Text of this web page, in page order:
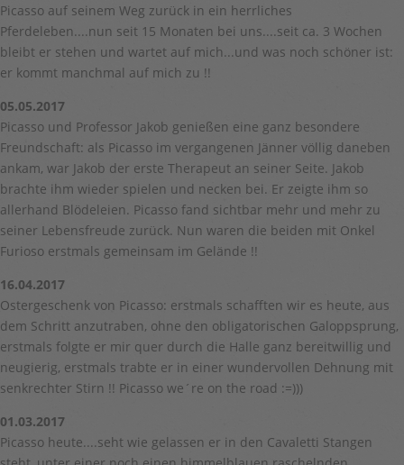
Picasso auf seinem Weg zurück in ein herrliches
Pferdeleben....nun seit 15 Monaten bei uns....seit ca. 3 Wochen
bleibt er stehen und wartet auf mich...und was noch schöner ist:
er kommt manchmal auf mich zu !!
05.05.2017
Picasso und Professor Jakob genießen eine ganz besondere
Freundschaft: als Picasso im vergangenen Jänner völlig daneben
ankam, war Jakob der erste Therapeut an seiner Seite. Jakob
brachte ihm wieder spielen und necken bei. Er zeigte ihm so
allerhand Blödeleien. Picasso fand sichtbar mehr und mehr zu
seiner Lebensfreude zurück. Nun waren die beiden mit Onkel
Furioso erstmals gemeinsam im Gelände !!
16.04.2017
Ostergeschenk von Picasso: erstmals schafften wir es heute, aus
dem Schritt anzutraben, ohne den obligatorischen Galoppsprung,
erstmals folgte er mir quer durch die Halle ganz bereitwillig und
neugierig, erstmals trabte er in einer wundervollen Dehnung mit
senkrechter Stirn !! Picasso we´re on the road :=)))
01.03.2017
Picasso heute....seht wie gelassen er in den Cavaletti Stangen